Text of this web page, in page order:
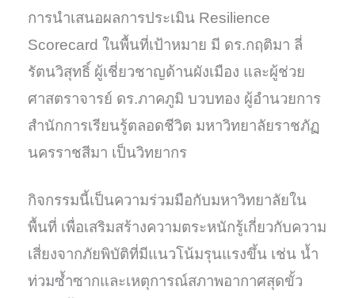
การนำเสนอผลการประเมิน Resilience
Scorecard ในพื้นที่เป้าหมาย มี ดร.กฤติมา ลี่
รัตนวิสุทธิ์ ผู้เชี่ยวชาญด้านผังเมือง และผู้ช่วย
ศาสตราจารย์ ดร.ภาคภูมิ บวบทอง ผู้อำนวยการ
สำนักการเรียนรู้ตลอดชีวิต มหาวิทยาลัยราชภัฏ
นครราชสีมา เป็นวิทยากร
กิจกรรมนี้เป็นความร่วมมือกับมหาวิทยาลัยใน
พื้นที่ เพื่อเสริมสร้างความตระหนักรู้เกี่ยวกับความ
เสี่ยงจากภัยพิบัติที่มีแนวโน้มรุนแรงขึ้น เช่น น้ำ
ท่วมซ้ำซากและเหตุการณ์สภาพอากาศสุดขั้ว